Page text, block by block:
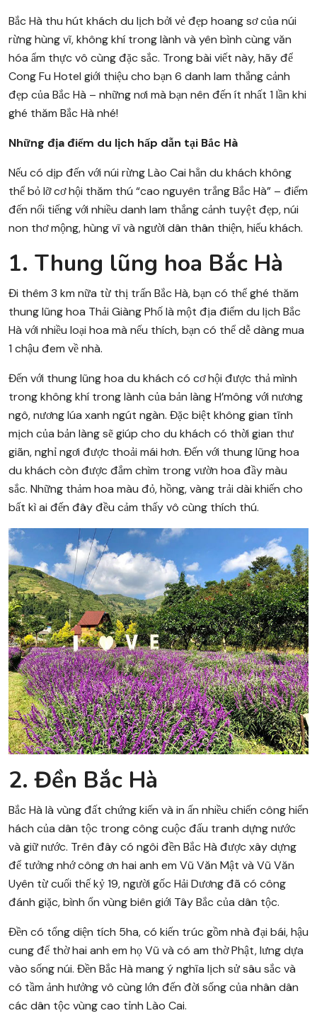
Bắc Hà thu hút khách du lịch bởi vẻ đẹp hoang sơ của núi
rừng hùng vĩ, không khí trong lành và yên bình cùng văn
hóa ẩm thực vô cùng đặc sắc. Trong bài viết này, hãy để
Cong Fu Hotel giới thiệu cho bạn 6 danh lam thắng cảnh
đẹp của Bắc Hà – những nơi mà bạn nên đến ít nhất 1 lần khi
ghé thăm Bắc Hà nhé!
Những địa điểm du lịch hấp dẫn tại Bắc Hà
Nếu có dịp đến với núi rừng Lào Cai hẳn du khách không
thể bỏ lỡ cơ hội thăm thú “cao nguyên trắng Bắc Hà” – điểm
đến nổi tiếng với nhiều danh lam thắng cảnh tuyệt đẹp, núi
non thơ mộng, hùng vĩ và người dân thân thiện, hiếu khách.
1. Thung lũng hoa Bắc Hà
Đi thêm 3 km nữa từ thị trấn Bắc Hà, bạn có thể ghé thăm
thung lũng hoa Thải Giàng Phố là một địa điểm du lịch Bắc
Hà với nhiều loại hoa mà nếu thích, bạn có thể dễ dàng mua
1 chậu đem về nhà.
Đến với thung lũng hoa du khách có cơ hội được thả mình
trong không khí trong lành của bản làng H’mông với nương
ngô, nương lúa xanh ngút ngàn. Đặc biệt không gian tĩnh
mịch của bản làng sẽ giúp cho du khách có thời gian thư
giãn, nghỉ ngơi được thoải mái hơn. Đến với thung lũng hoa
du khách còn được đắm chìm trong vườn hoa đầy màu
sắc. Những thảm hoa màu đỏ, hồng, vàng trải dài khiến cho
bất kì ai đến đây đều cảm thấy vô cùng thích thú.
2. Đền Bắc Hà
Bắc Hà là vùng đất chứng kiến và in ấn nhiều chiến công hiển
hách của dân tộc trong công cuộc đấu tranh dựng nước
và giữ nước. Trên đây có ngôi đền Bắc Hà được xây dựng
để tưởng nhớ công ơn hai anh em Vũ Văn Mật và Vũ Văn
Uyên từ cuối thế kỷ 19, người gốc Hải Dương đã có công
đánh giặc, bình ổn vùng biên giới Tây Bắc của dân tộc.
Đền có tổng diện tích 5ha, có kiến trúc gồm nhà đại bái, hậu
cung để thờ hai anh em họ Vũ và có am thờ Phật, lưng dựa
vào sống núi. Đền Bắc Hà mang ý nghĩa lịch sử sâu sắc và
có tầm ảnh hưởng vô cùng lớn đến đời sống của nhân dân
các dân tộc vùng cao tỉnh Lào Cai.